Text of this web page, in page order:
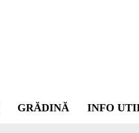
GRĂDINĂ INFO